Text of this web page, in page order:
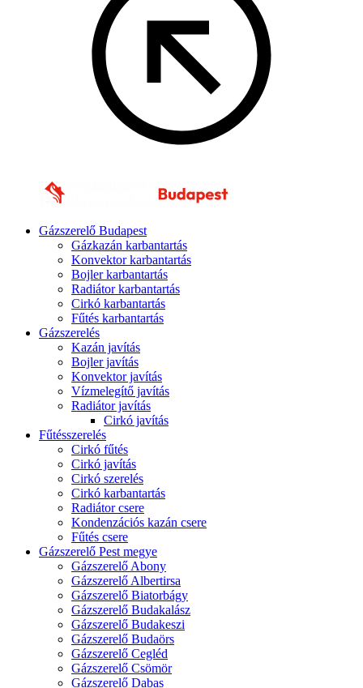
Gázszerelő Budapest
Gázkazán karbantartás
Konvektor karbantartás
Bojler karbantartás
Radiátor karbantartás
Cirkó karbantartás
Fűtés karbantartás
Gázszerelés
Kazán javítás
Bojler javítás
Konvektor javítás
Vízmelegítő javítás
Radiátor javítás
Cirkó javítás
Fűtésszerelés
Cirkó fűtés
Cirkó javítás
Cirkó szerelés
Cirkó karbantartás
Radiátor csere
Kondenzációs kazán csere
Fűtés csere
Gázszerelő Pest megye
Gázszerelő Abony
Gázszerelő Albertirsa
Gázszerelő Biatorbágy
Gázszerelő Budakalász
Gázszerelő Budakeszi
Gázszerelő Budaörs
Gázszerelő Cegléd
Gázszerelő Csömör
Gázszerelő Dabas